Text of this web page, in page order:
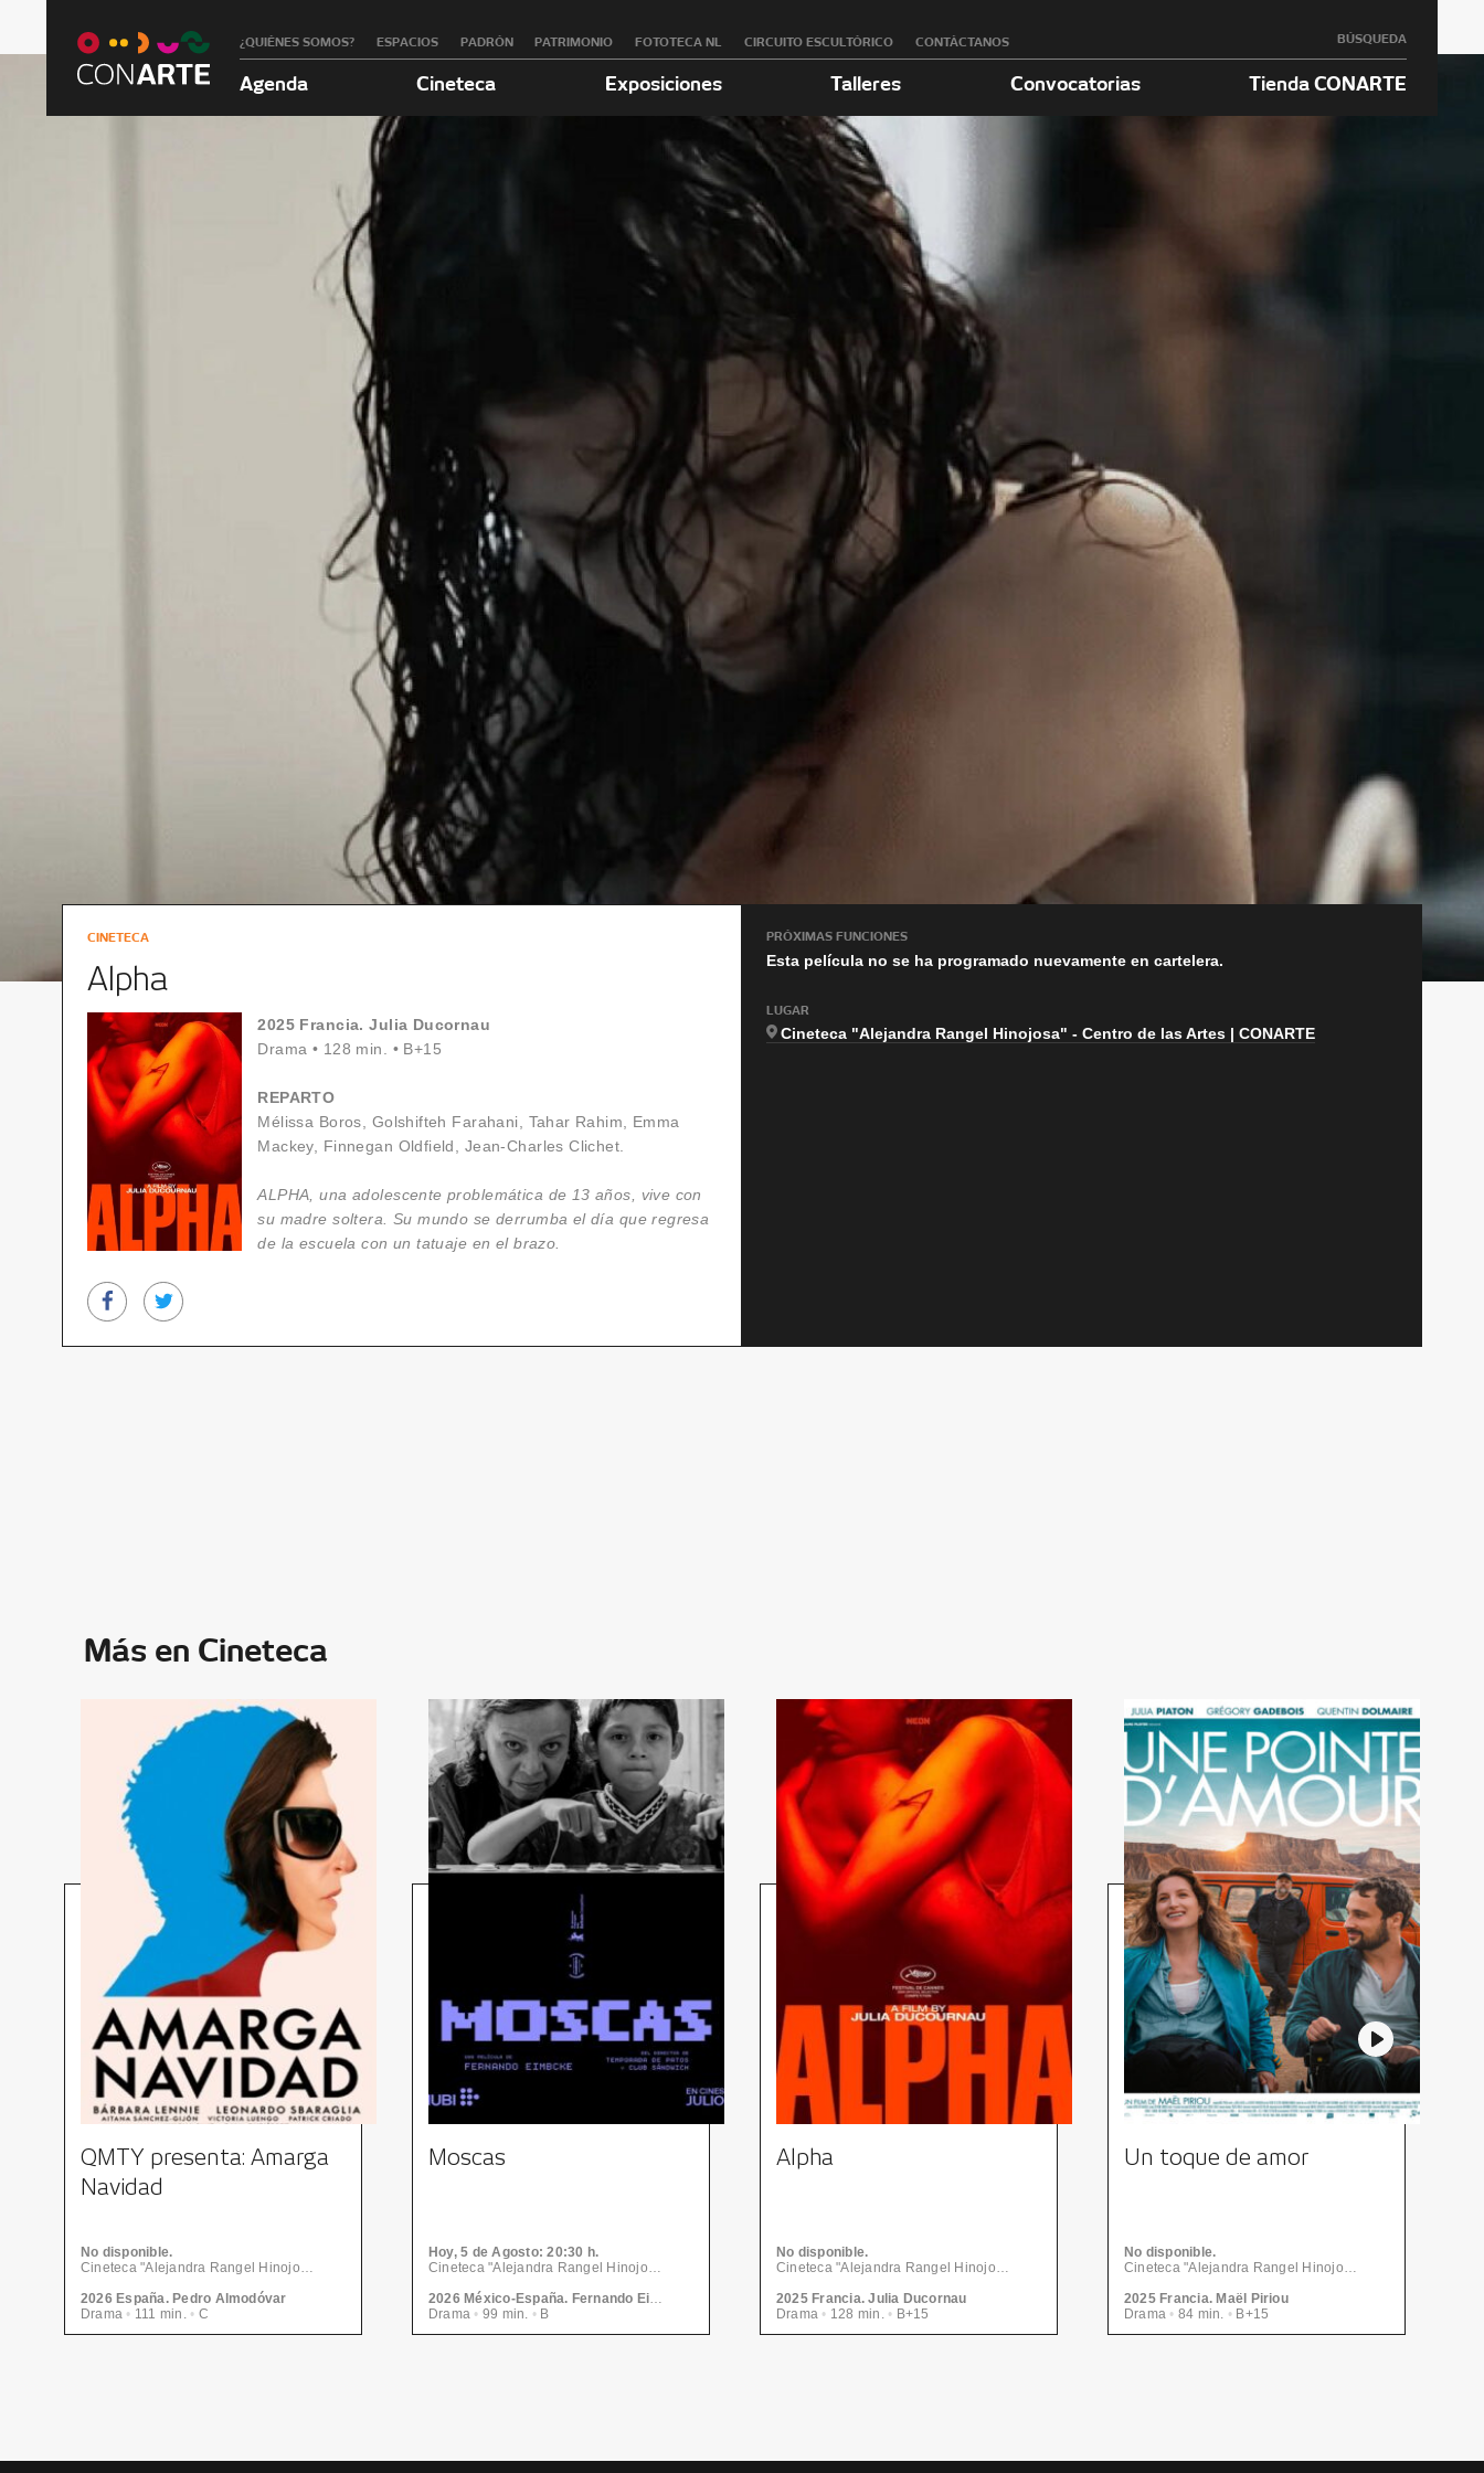
¿QUIÉNES SOMOS? ESPACIOS PADRÓN PATRIMONIO FOTOTECA NL CIRCUITO ESCULTÓRICO CONTÁCTANOS BÚSQUEDA
Agenda Cineteca Exposiciones Talleres Convocatorias Tienda CONARTE
CINETECA
Alpha
2025 Francia. Julia Ducornau
Drama • 128 min. •B+15
REPARTO
Mélissa Boros, Golshifteh Farahani, Tahar Rahim, Emma
Mackey, Finnegan Oldfield, Jean-Charles Clichet.
ALPHA, una adolescente problemática de 13 años, vive con
su madre soltera. Su mundo se derrumba el día que regresa
de la escuela con un tatuaje en el brazo.
PRÓXIMAS FUNCIONES
Esta película no se ha programado nuevamente en cartelera.
LUGAR
Cineteca "Alejandra Rangel Hinojosa" - Centro de las Artes | CONARTE
Más en Cineteca
QMTY presenta: Amarga
Navidad
No disponible.
2026 España. Pedro Almodóvar
Drama • 111 min. • C
Moscas
Hoy, 5 de Agosto: 20:30 h.
Drama • 99 min. • B
Alpha
No disponible.
2025 Francia. Julia Ducornau
Drama • 128 min. • B+15
Un toque de amor
No disponible.
2025 Francia. Maël Piriou
Drama • 84 min. • B+15